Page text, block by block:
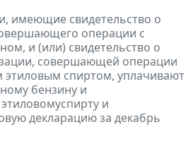
имеющие свидетельство о
операции с
и (или) свидетельство о
совершающей операции
этиловым спиртом, уплачивают
бензину и
и
декларацию за декабрь